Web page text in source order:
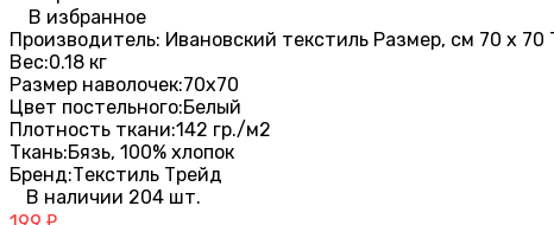
В избранное
Производитель: Ивановский текстиль Размер, см 70 х 70
Вес:0.18 кг
Размер наволочек:70х70
Цвет постельного:Белый
Плотность ткани:142 гр./м2
Ткань:Бязь, 100% хлопок
Бренд:Текстиль Трейд
В наличии 204 шт.
₽